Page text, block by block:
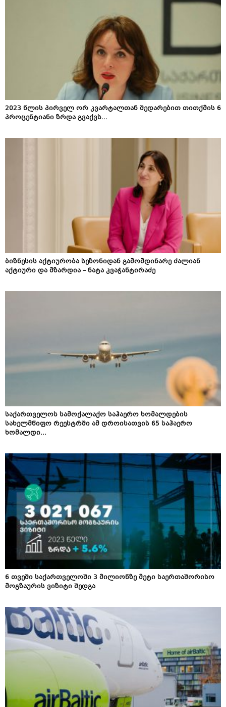
2023 წლის პირველ ორ კვარტალთან შედარებით თითქმის 6
პროცენტიანი ზრდა გვაქვს...
ბიზნესის აქტიურობა სეზონიდან გამომდინარე ძალიან
აქტიური და მზარდია – ნატა კვაჭანტირაძე
საქართველოს სამოქალაქო საჰაერო ხომალდების
სახელმწიფო რეესტრში ამ დროისათვის 65 საჰაერო
ხომალდი...
6 თვეში საქართველოში 3 მილიონზე მეტი საერთაშორისო
მოგზაურის ვიზიტი შედგა